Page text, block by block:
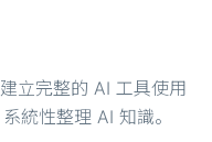
建立完整的 AI 工具使用
系統性整理 AI 知識。